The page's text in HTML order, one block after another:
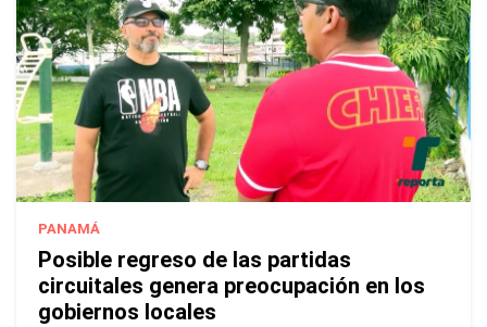
PANAMÁ
Posible regreso de las partidas
circuitales genera preocupación en los
gobiernos locales